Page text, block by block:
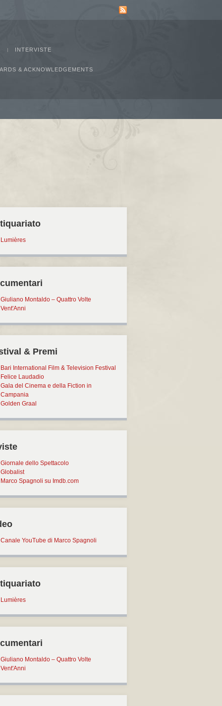
INTERVISTE
& ACKNOWLEDGEMENTS
Lumières
Giuliano Montaldo – Quattro Volte
Vent'Anni
& Premi
Bari International Film & Television Festival
Felice Laudadio
Gala del Cinema e della Fiction in
Campania
Golden Graal
Giornale dello Spettacolo
Globalist
Marco Spagnoli su Imdb.com
Canale YouTube di Marco Spagnoli
Lumières
Giuliano Montaldo – Quattro Volte
Vent'Anni